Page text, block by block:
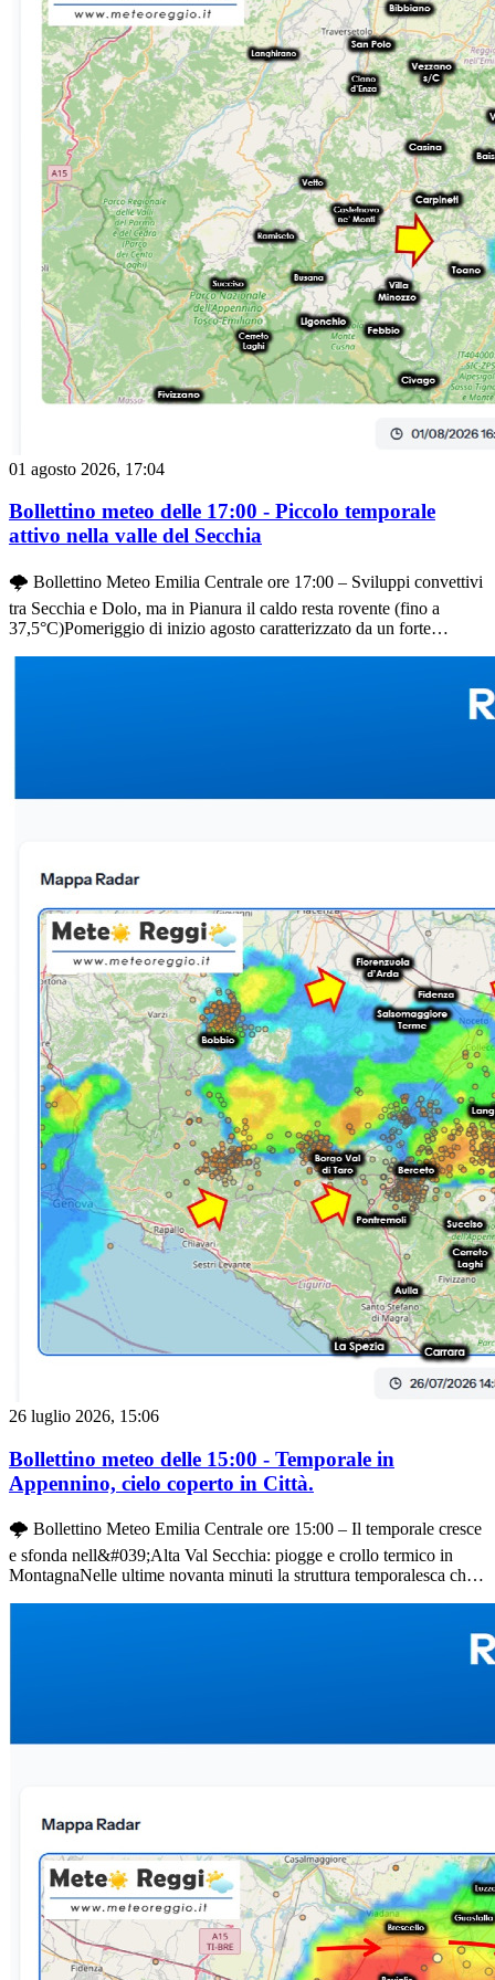
marcata instabilità.Focus Collagna: circa un&#039;ora fa
l&#039;area di Collagna è stata colpita da eventi precipitativi
decisamente intensi. Attualmente le immagini radar e il riscontro
visivo mostrano una graduale flessione dell&#039;intensità dei
fenomeni, che vanno via via attenuandosi.🌡️ Quadro Termico: La
provincia spaccata in dueSotto il profilo delle temperature, la
giornata odierna regala una spaccatura microclimatica davvero
impressionante:Tracollo in quota: nelle zone interessate dai rovesci e
dal downdraft temporalesco (aria fredda rovesciata verso il basso
dalla pioggia), le temperature sono letteralmente precipitate,
crollando sotto la soglia dei 15°C/20°C.Fornace in Pianura: sul resto
del territorio provinciale, del tutto ignorato dai temporali, il caldo
africano continua a fare da padrone con valori massimi opprimenti
che si aggirano attorno ai 37°C in Pianura.Mezza Montagna rovente:
l&#039;isoterma elevata fa sì che la soglia dei 30°C risalga fin sui
primi rilievi, raggiungendo e superando l&#039;abitato di
Castelnovo ne&#039; Monti.🔮 Tendenza per le prossime oreCon
l&#039;attenuazione dei nuclei sull&#039;Appennino reggiano,
l&#039;attività convettiva andrà ad esaurirsi nel corso del tardo
pomeriggio. L&#039;aria rinfrescata dai rovesci rimarrà confinata
preannuncia una serata ancora molto calda, afosa e con scarsa
01 agosto 2026, 17:04
Bollettino meteo delle 17:00 - Piccolo temporale
attivo nella valle del Secchia
🌩️ Bollettino Meteo Emilia Centrale ore 17:00 – Sviluppi convettivi
tra Secchia e Dolo, ma in Pianura il caldo resta rovente (fino a
37,5°C)Pomeriggio di inizio agosto caratterizzato da un forte
Nowcasting: Cumulonembo in gestazione sul confine ModeneseA
evoluta in un vero e proprio Cumulonembo. La sua caratteristica
stanno già facendo sentire e riecheggiano lungo la fascia di confine
e temperature fino a 38°CSul resto del territorio provinciale domina
una stabilità rovente, con il Sole che picchia duro e senza
sosta:Temperature in Pianura: si veleggia diffusamente tra i 37°C e i
38°C. I picchi più elevati si registrano nella fascia tra Reggio Emilia
città (dove si toccano attualmente i 37,5°C), Bagnolo in Piano,
Novellara e Poviglio.La fascia d&#039;alta quota: la soglia
psicologica dei 30°C viene per ora evitata per una manciata di gradi
nelle località più elevate del nostro Appennino come Febbio,
Ospitaletto e Cerreto Laghi.Umidità e Ventilazione: i tassi di umidità
relativa si attestano attorno al 40% - 45% un po&#039; ovunque,
con una leggera ventilazione a regime di brezza in caduta dai rilievi
appenninici.
26 luglio 2026, 15:06
Bollettino meteo delle 15:00 - Temporale in
Appennino, cielo coperto in Città.
🌩️ Bollettino Meteo Emilia Centrale ore 15:00 – Il temporale cresce
e sfonda nell&#039;Alta Val Secchia: piogge e crollo termico in
MontagnaNelle ultime novanta minuti la struttura temporalesca che
Monte Valestra, nel comune di Carpineti.Dove sta già piovendo:
di minuti.Pedecollinare e Capoluogo: A Reggio Emilia la situazione
temporalesca a debita distanza, anche se le prime gocce
d&#039;avanfronte stanno raggiungendo la periferia meridionale del
capoluogo e la Pedecollinare della Val d&#039;Enza.🌡️ Il netto
divario termicoIl passaggio del temporale sta generando un marcato
contrasto di temperatura tra il settore appenninico e la pianura:Nelle
aree interessate dalla pioggia: Le colonnine di mercurio subiscono